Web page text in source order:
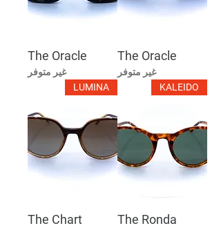
The Oracle
غير متوفر
The Oracle
غير متوفر
KALEIDO
The Ronda
LUMINA
The Chart